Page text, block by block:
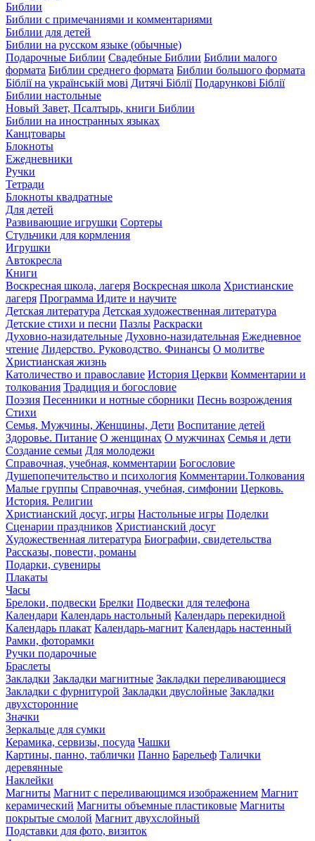
Библии
Библии с примечаниями и комментариями
Библии для детей
Библии на русском языке (обычные)
Подарочные Библии Свадебные Библии Библии малого
формата Библии среднего формата Библии большого формата
Біблії на українській мові Дитячі Біблії Подарункові Біблії
Библии настольные
Новый Завет, Псалтырь, книги Библии
Библии на иностранных языках
Канцтовары
Блокноты
Ежедневники
Ручки
Тетради
Блокноты квадратные
Для детей
Развивающие игрушки Сортеры
Стульчики для кормления
Игрушки
Автокресла
Книги
Воскресная школа, лагеря Воскресная школа Христианские
лагеря Программа Идите и научите
Детская литература Детская художественная литература
Детские стихи и песни Пазлы Раскраски
Духовно-назидательные Духовно-назидательная Ежедневное
чтение Лидерство. Руководство. Финансы О молитве
Христианская жизнь
Католичество и православие История Церкви Комментарии и
толкования Традиция и богословие
Поэзия Песенники и нотные сборники Песнь возрождения
Стихи
Семья, Мужчины, Женщины, Дети Воспитание детей
Здоровье. Питание О женщинах О мужчинах Семья и дети
Создание семьи Для молодежи
Справочная, учебная, комментарии Богословие
Душепопечительство и психология Комментарии.Толкования
Малые группы Справочная, учебная, симфонии Церковь.
История. Религии
Христианский досуг, игры Настольные игры Поделки
Сценарии праздников Христианский досуг
Художественная литература Биографии, свидетельства
Рассказы, повести, романы
Подарки, сувениры
Плакаты
Часы
Брелоки, подвески Брелки Подвески для телефона
Календари Календарь настольный Календарь перекидной
Календарь плакат Календарь-магнит Календарь настенный
Рамки, фоторамки
Ручки подарочные
Браслеты
Закладки Закладки магнитные Закладки переливающиеся
Закладки с фурнитурой Закладки двуслойные Закладки
двухсторонние
Значки
Зеркальце для сумки
Керамика, сервизы, посуда Чашки
Картины, панно, таблички Панно Барельеф Талички
деревянные
Наклейки
Магниты Магнит с переливающимся изображением Магнит
керамический Магниты объемные пластиковые Магниты
покрытые смолой Магнит двухслойный
Подставки для фото, визиток